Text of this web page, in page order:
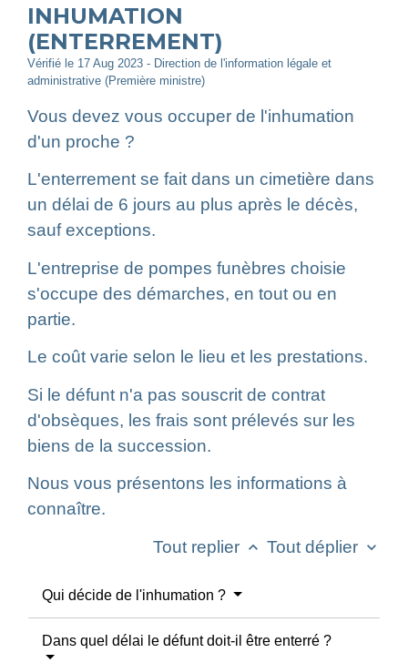
INHUMATION
(ENTERREMENT)
Vérifié le 17 Aug 2023 - Direction de l'information légale et
administrative (Première ministre)
Vous devez vous occuper de l'inhumation
d'un proche ?
L'enterrement se fait dans un cimetière dans
un délai de 6 jours au plus après le décès,
sauf exceptions.
L'entreprise de pompes funèbres choisie
s'occupe des démarches, en tout ou en
partie.
Le coût varie selon le lieu et les prestations.
Si le défunt n'a pas souscrit de contrat
d'obsèques, les frais sont prélevés sur les
biens de la succession.
Nous vous présentons les informations à
connaître.
Tout replier keyboard_arrow_up Tout déplier keyboard_arrow_down
Qui décide de l'inhumation ?
Dans quel délai le défunt doit-il être enterré ?